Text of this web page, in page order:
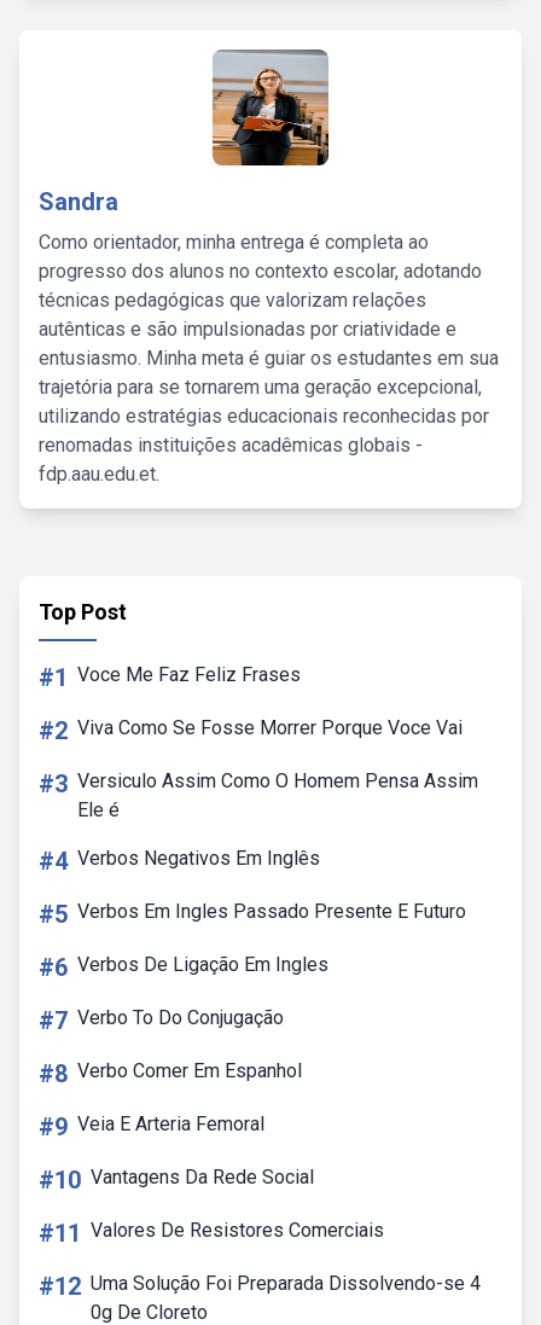
Sandra
Como orientador, minha entrega é completa ao
progresso dos alunos no contexto escolar, adotando
técnicas pedagógicas que valorizam relações
autênticas e são impulsionadas por criatividade e
entusiasmo. Minha meta é guiar os estudantes em sua
trajetória para se tornarem uma geração excepcional,
utilizando estratégias educacionais reconhecidas por
renomadas instituições acadêmicas globais -
fdp.aau.edu.et.
Top Post
#1 Voce Me Faz Feliz Frases
#2 Viva Como Se Fosse Morrer Porque Voce Vai
#3 Versiculo Assim Como O Homem Pensa Assim
Ele é
#4 Verbos Negativos Em Inglês
#5 Verbos Em Ingles Passado Presente E Futuro
#6 Verbos De Ligação Em Ingles
#7 Verbo To Do Conjugação
#8 Verbo Comer Em Espanhol
#9 Veia E Arteria Femoral
#10 Vantagens Da Rede Social
#11 Valores De Resistores Comerciais
#12 Uma Solução Foi Preparada Dissolvendo-se 4
0g De Cloreto